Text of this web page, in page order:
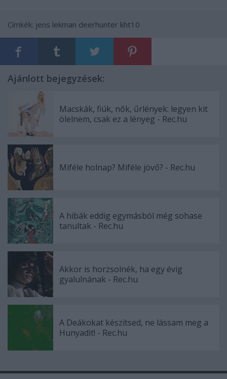
Címkék: jens lekman deerhunter kht10
Ajánlott bejegyzések:
Macskák, fiúk, nők, űrlények: legyen kit
ölelnem, csak ez a lényeg - Rec.hu
Miféle holnap? Miféle jövő? - Rec.hu
A hibák eddig egymásból még sohase
tanultak - Rec.hu
Akkor is horzsolnék, ha egy évig
gyalulnának - Rec.hu
A Deákokat készítsed, ne lássam meg a
Hunyadit! - Rec.hu